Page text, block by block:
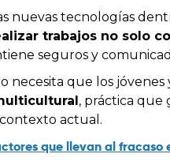
nuevas tecnologías
trabajos no solo
seguros y
necesita que los jóvenes
, práctica que
actual.
que llevan al fracaso